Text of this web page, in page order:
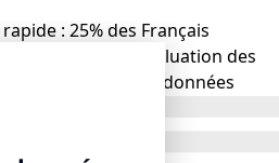
: 25% des Français
en mai 2023), l’évaluation des
En effet, les données